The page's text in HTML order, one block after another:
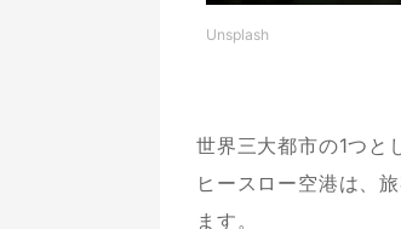
Unsplash
世界三大都市の1つと
ヒースロー空港は、
ます。